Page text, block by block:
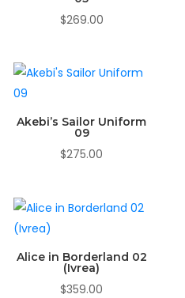
$269.00
Akebi’s Sailor Uniform
09
$275.00
Alice in Borderland 02
(Ivrea)
$359.00